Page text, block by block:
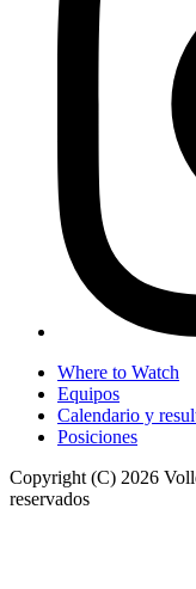
Where to Watch
Equipos
Calendario y
Posiciones
Copyright (C) 2026
reservados